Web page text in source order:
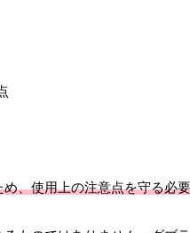
、使用上の注意点を守る必